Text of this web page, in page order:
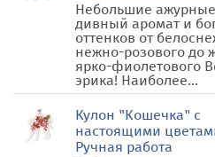
Небольшие
дивный аромат и
оттенков от
нежно-розового до
ярко-фиолетового
эрика! Наиболее...
Кулон "Кошечка" с
настоящими
Ручная работа